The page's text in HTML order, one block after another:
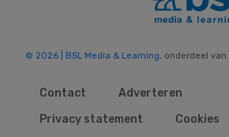
© 2026 | BSL Media & Learning, onderdeel van
Contact
Adverteren
Privacy statement
Cookies